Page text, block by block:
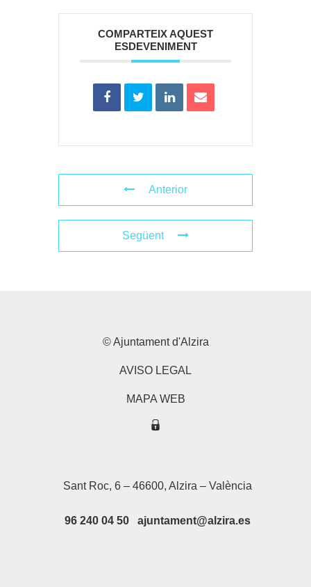
COMPARTEIX AQUEST
ESDEVENIMENT
Anterior
Següent
© Ajuntament d'Alzira
AVISO LEGAL
MAPA WEB
Sant Roc, 6 – 46600, Alzira – València
96 240 04 50 ajuntament@alzira.es